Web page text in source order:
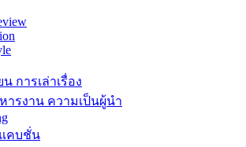
น การเล่าเรื่อง
ารงาน ความเป็นผู้นำ
คบชั่น